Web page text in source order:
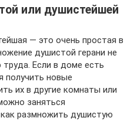
или душистейшей
— это очень простая в
душистой герани не
труда. Если в доме есть
получить новые
их в другие комнаты или
заняться
размножить душистую